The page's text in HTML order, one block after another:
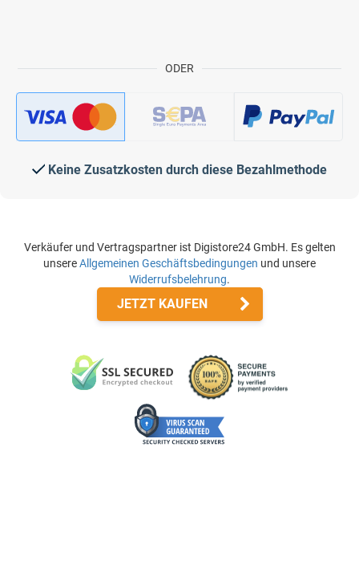
ODER
Keine Zusatzkosten durch diese Bezahlmethode
Verkäufer und Vertragspartner ist Digistore24 GmbH. Es gelten
unsereAllgemeinen Geschäftsbedingungen und unsere
Widerrufsbelehrung.
JETZT KAUFEN